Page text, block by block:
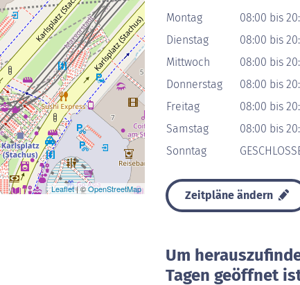
Leaflet| ©OpenStreetMap
Montag
08:00 bis
Dienstag
08:00 bis
Mittwoch
08:00 bis
Donnerstag
08:00 bis
Freitag
08:00 bis
Samstag
08:00 bis
Sonntag
Zeitpläne ändern
Um
Tagen geöffnet